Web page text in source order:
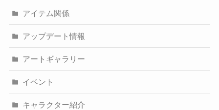
アイテム関係
アップデート情報
アートギャラリー
イベント
キャラクター紹介